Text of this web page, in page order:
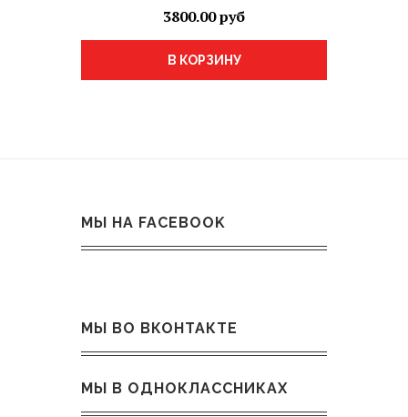
3800.00
В КОРЗИНУ
МЫ НА FACEBOOK
МЫ ВО ВКОНТАКТЕ
МЫ В ОДНОКЛАССНИКАХ